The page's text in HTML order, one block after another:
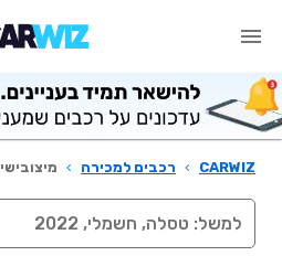
CARWIZ
› רכבים למכירה › מיצובישי